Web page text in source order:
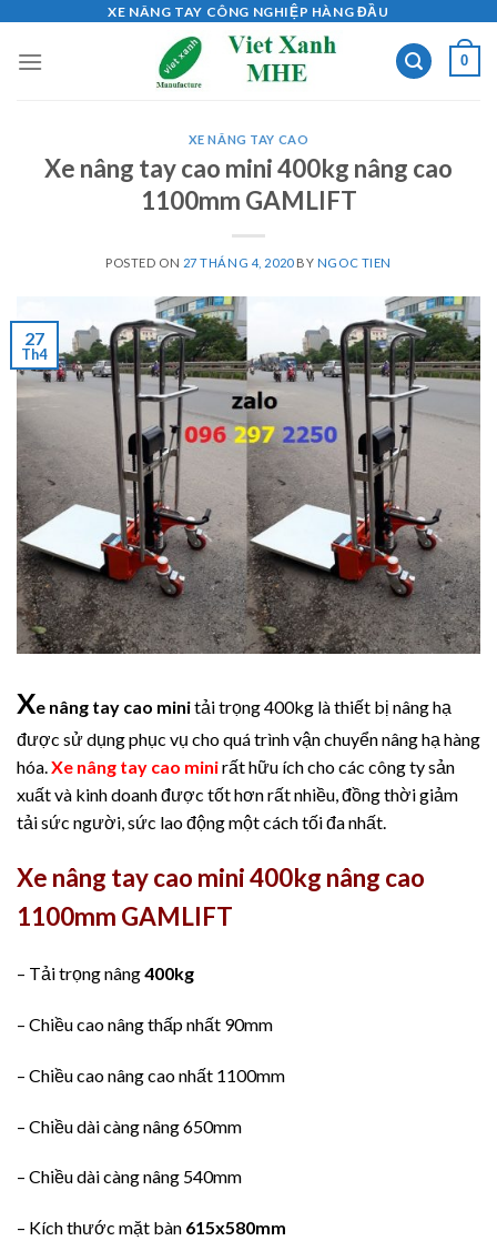
content
XE NÂNG TAY CÔNG NGHIỆP HÀNG ĐẦU
0
XE NÂNG TAY CAO
Xe nâng tay cao mini 400kg nâng cao
1100mm GAMLIFT
POSTED ON 27 THÁNG 4, 2020BY NGOC TIEN
27
Th4
Xe nâng tay cao minitải trọng 400kg là thiết bị nâng hạ
được sử dụng phục vụ cho quá trình vận chuyển nâng hạ hàng
hóa. Xe nâng tay cao minirất hữu ích cho các công ty sản
xuất và kinh doanh được tốt hơn rất nhiều, đồng thời giảm
tải sức người, sức lao động một cách tối đa nhất.
Xe nâng tay cao mini 400kg nâng cao
1100mm GAMLIFT
– Tải trọng nâng400kg
– Chiều cao nâng thấp nhất 90mm
– Chiều cao nâng cao nhất 1100mm
– Chiều dài càng nâng 650mm
– Chiều dài càng nâng 540mm
– Kích thước mặt bàn 615x580mm